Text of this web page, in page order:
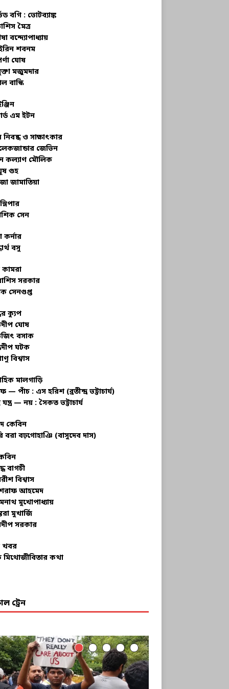
বগি : ভোটব্যাঙ্ক
মৈত্র
বন্দ্যোপাধ্যায়
শবনম
ঘোষ
মজুমদার
বাস্কি
এম ইটন
নিবন্ধ ও সাক্ষাৎকার
জেভিন
কল্যাণ মৌলিক
গুহ
জামাতিয়া
সেন
কর্নার
বসু
কামরা
সরকার
সেনগুপ্ত
ক্যুপ
ঘোষ
বসাক
ঘটক
বিশ্বাস
মালগাড়ি
— পাঁচ : এস হরিশ (ব্রতীন্দ্র ভট্টাচার্য)
যন্ত্র — নয় : সৈকত ভট্টাচার্য
কেবিন
বরা বঢ়গোহাঞি (বাসুদেব দাস)
বাগচী
বিশ্বাস
আহমেদ
মুখোপাধ্যায়
মুখার্জি
সরকার
খবর
কথা
ট্রেন